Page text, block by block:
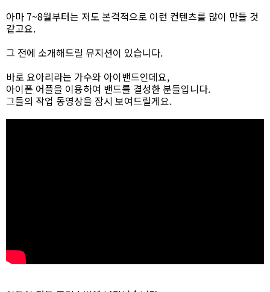
아마 7~8월부터는 저도 본격적으로 이런 컨텐츠를 많이 만들 것
같고요.
그 전에 소개해드릴 뮤지션이 있습니다.
바로 요아리라는 가수와 아이밴드인데요,
아이폰 어플을 이용하여 밴드를 결성한 분들입니다.
그들의 작업 동영상을 잠시 보여드릴게요.